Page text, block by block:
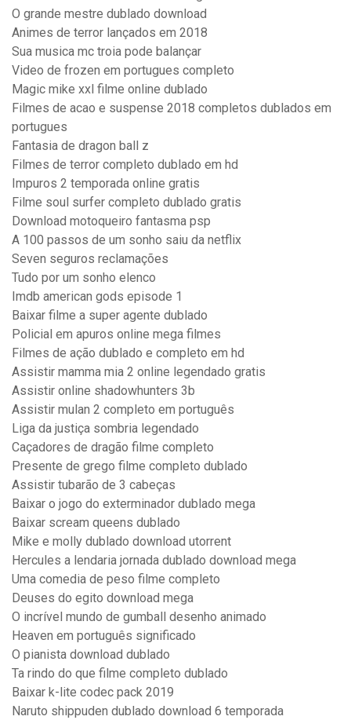
O grande mestre dublado download
Animes de terror lançados em 2018
Sua musica mc troia pode balançar
Video de frozen em portugues completo
Magic mike xxl filme online dublado
Filmes de acao e suspense 2018 completos dublados em
portugues
Fantasia de dragon ball z
Filmes de terror completo dublado em hd
Impuros 2 temporada online gratis
Filme soul surfer completo dublado gratis
Download motoqueiro fantasma psp
A 100 passos de um sonho saiu da netflix
Seven seguros reclamações
Tudo por um sonho elenco
Imdb american gods episode 1
Baixar filme a super agente dublado
Policial em apuros online mega filmes
Filmes de ação dublado e completo em hd
Assistir mamma mia 2 online legendado gratis
Assistir online shadowhunters 3b
Assistir mulan 2 completo em português
Liga da justiça sombria legendado
Caçadores de dragão filme completo
Presente de grego filme completo dublado
Assistir tubarão de 3 cabeças
Baixar o jogo do exterminador dublado mega
Baixar scream queens dublado
Mike e molly dublado download utorrent
Hercules a lendaria jornada dublado download mega
Uma comedia de peso filme completo
Deuses do egito download mega
O incrível mundo de gumball desenho animado
Heaven em português significado
O pianista download dublado
Ta rindo do que filme completo dublado
Baixar k-lite codec pack 2019
Naruto shippuden dublado download 6 temporada